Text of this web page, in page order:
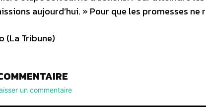
aujourd’hui. » Pour que les promesses
(La Tribune)
un commentaire